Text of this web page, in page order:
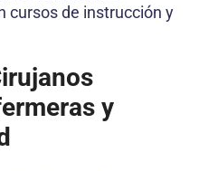
cursos de instrucción y
y